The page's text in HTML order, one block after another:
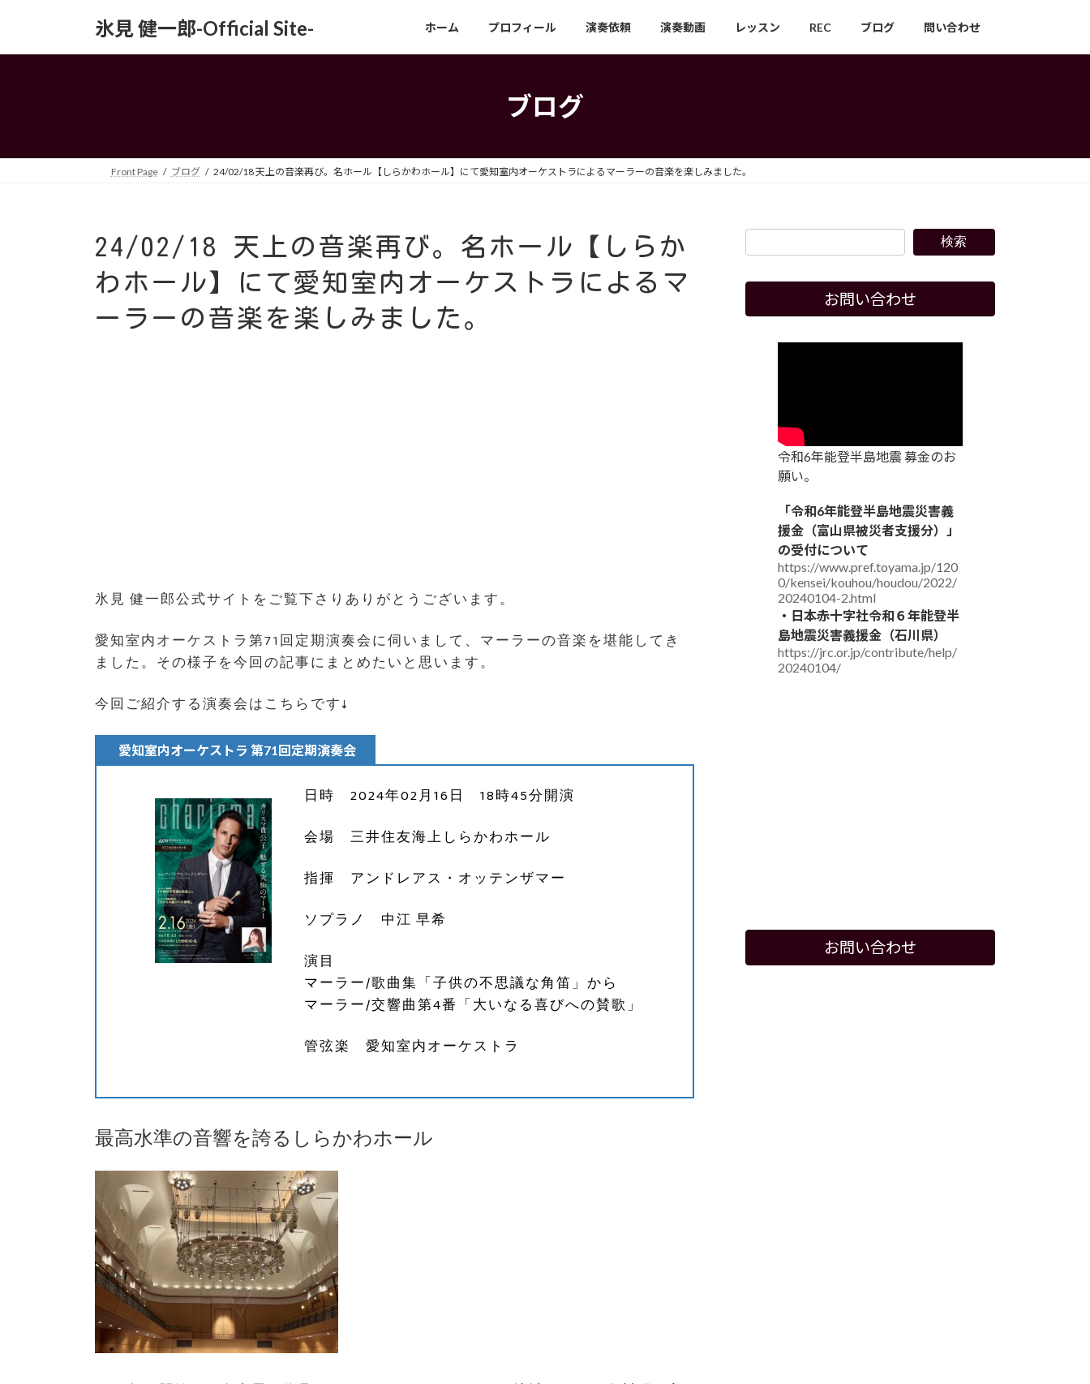
氷見 健一郎-Official Site- ホーム プロフィール 演奏依頼 演奏動画 レッスン REC ブログ 問い合わせ
ブログ
Front Page ブログ 24/02/18 天上の音楽再び。名ホール【しらかわホール】にて愛知室内オーケストラによるマーラーの音楽を楽しみました。
24/02/18 天上の音楽再び。名ホール【しらか
わホール】にて愛知室内オーケストラによるマ
ーラーの音楽を楽しみました。
氷見 健一郎公式サイトをご覧下さりありがとうございます。
愛知室内オーケストラ第71回定期演奏会に伺いまして、マーラーの音楽を堪能してき
ました。その様子を今回の記事にまとめたいと思います。
今回ご紹介する演奏会はこちらです↓
愛知室内オーケストラ 第71回定期演奏会
日時 2024年02月16日 18時45分開演
会場 三井住友海上しらかわホール
指揮 アンドレアス・オッテンザマー
ソプラノ 中江 早希
演目
マーラー/歌曲集「子供の不思議な角笛」から
マーラー/交響曲第4番「大いなる喜びへの賛歌」
管弦楽 愛知室内オーケストラ
最高水準の音響を誇るしらかわホール
検索
お問い合わせ
令和6年能登半島地震 募金のお
願い。
「令和6年能登半島地震災害義
援金（富山県被災者支援分）」
の受付について
https://www.pref.toyama.jp/120
0/kensei/kouhou/houdou/2022/
20240104-2.html
・日本赤十字社令和６年能登半
島地震災害義援金（石川県）
https://jrc.or.jp/contribute/help/
20240104/
お問い合わせ